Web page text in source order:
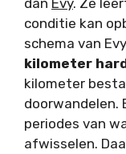
conditie kan
schema van
kilometer
kilometer
doorwandelen.
periodes van
afwisselen.